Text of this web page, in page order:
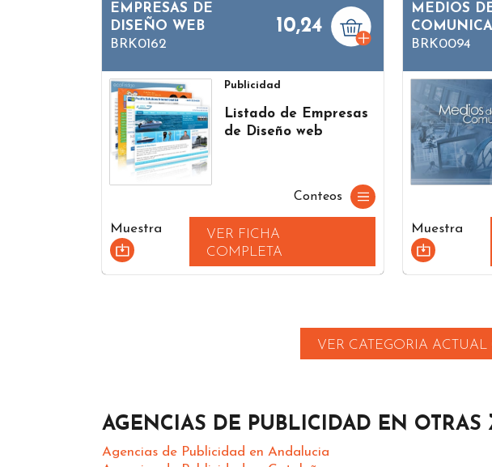
EMPRESAS DE
DISEÑO WEB
BRK0162
10,24
Publicidad
Listado de Empresas
de Diseño web
Conteos
Muestra
VER FICHA
COMPLETA
MEDIOS
BRK0094
Muestra
VER CATEGORIA ACTUAL
AGENCIAS DE PUBLICIDAD EN OTRAS
Agencias de Publicidad en Andalucia